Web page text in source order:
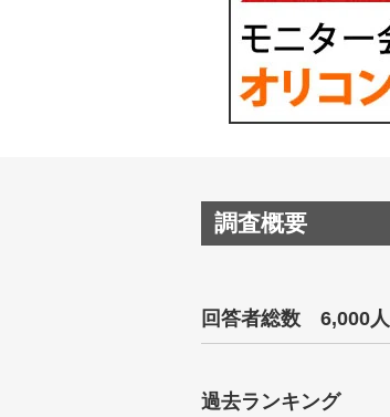
調査概要
回答者総数 6,000人
過去ランキング